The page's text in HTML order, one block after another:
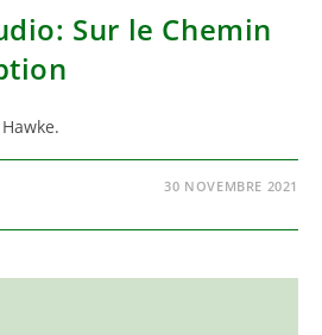
Sur le Chemin
30 NOVEMBRE 2021